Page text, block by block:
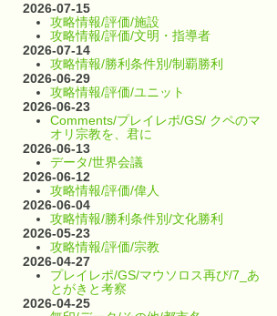
2026-07-15
攻略情報/評価/施設
攻略情報/評価/文明・指導者
2026-07-14
攻略情報/勝利条件別/制覇勝利
2026-06-29
攻略情報/評価/ユニット
2026-06-23
Comments/プレイレポ/GS/ クペのマ
オリ宗教を、君に
2026-06-13
データ/世界会議
2026-06-12
攻略情報/評価/偉人
2026-06-04
攻略情報/勝利条件別/文化勝利
2026-05-23
攻略情報/評価/宗教
2026-04-27
プレイレポ/GS/マウソロス再び/7_あ
とがきと考察
2026-04-25